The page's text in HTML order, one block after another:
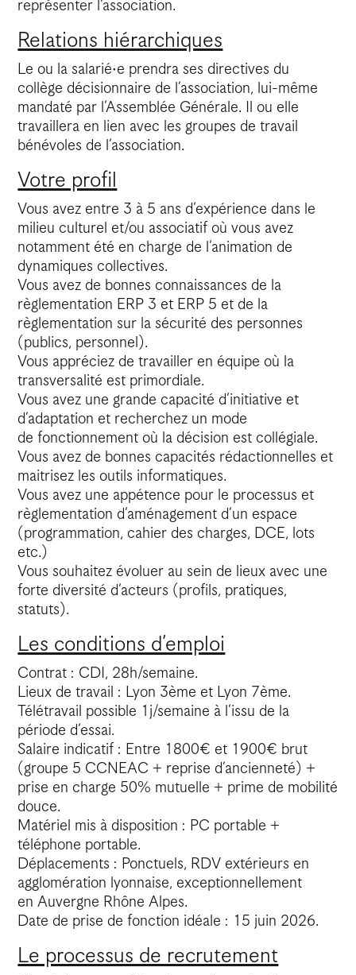
représenter l’association.
Relations hiérarchiques
Le ou la salarié·e prendra ses directives du
collège décisionnaire de l’association, lui-même
mandaté par l’Assemblée Générale. Il ou elle
travaillera en lien avec les groupes de travail
bénévoles de l’association.
Votre profil
Vous avez entre 3 à 5 ans d’expérience dans le
milieu culturel et/ou associatif où vous avez
notamment été en charge de l’animation de
dynamiques collectives.
Vous avez de bonnes connaissances de la
règlementation ERP 3 et ERP 5 et de la
règlementation sur la sécurité des personnes
(publics, personnel).
Vous appréciez de travailler en équipe où la
transversalité est primordiale.
Vous avez une grande capacité d’initiative et
d’adaptation et recherchez un mode
de fonctionnement où la décision est collégiale.
Vous avez de bonnes capacités rédactionnelles et
maitrisez les outils informatiques.
Vous avez une appétence pour le processus et
règlementation d’aménagement d’un espace
(programmation, cahier des charges, DCE, lots
etc.)
Vous souhaitez évoluer au sein de lieux avec une
forte diversité d’acteurs (profils, pratiques,
statuts).
Les conditions d’emploi
Contrat : CDI, 28h/semaine.
Lieux de travail : Lyon 3ème et Lyon 7ème.
Télétravail possible 1j/semaine à l’issu de la
période d’essai.
Salaire indicatif : Entre 1800€ et 1900€ brut
(groupe 5 CCNEAC + reprise d’ancienneté) +
prise en charge 50% mutuelle + prime de mobilité
douce.
Matériel mis à disposition : PC portable +
téléphone portable.
Déplacements : Ponctuels, RDV extérieurs en
agglomération lyonnaise, exceptionnellement
en Auvergne Rhône Alpes.
Date de prise de fonction idéale : 15 juin 2026.
Le processus de recrutement